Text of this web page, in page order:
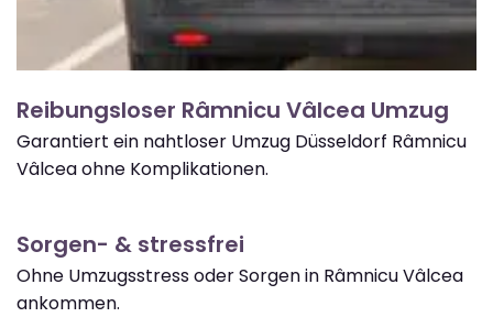
Reibungsloser Râmnicu Vâlcea Umzug
Garantiert ein nahtloser Umzug Düsseldorf Râmnicu
Vâlcea ohne Komplikationen.
Sorgen- & stressfrei
Ohne Umzugsstress oder Sorgen in Râmnicu Vâlcea
ankommen.